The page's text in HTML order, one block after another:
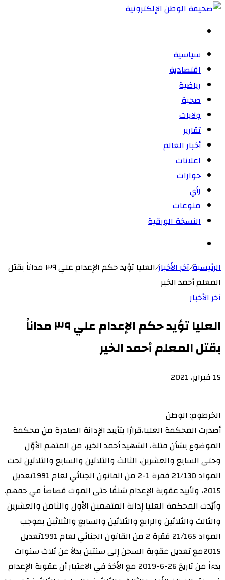
سياسية
اقتصادية
رياضية
صحية
ولايات
تقارير
أخبار العالم
اعلانات
حوارات
رأي
منوعات
النسخة الورقية
الرئيسية/آخر الأخبار/
العليا تؤيد حكم الإعدام علي ٣٩ مداناً بقتل
المعلم أحمد الخير
آخر الأخبار
العليا تؤيد حكم الإعدام علي ٣٩ مداناً
بقتل المعلم أحمد الخير
15 فبراير، 2021
الخرطوم: الوطن
أصدرت المحكمة العليا،قرارًا بتأييد الإدانة الصادرة من محكمة
الموضوع بشأن قتلة، الشهيد أحمد الخير، من المتهم الأوّل
وحتى السابع والعشرين، الثالث والثلاثين والسابع والثلاثين تحت
المواد 21/130 فقرة 1-2 من القانون الجنائي لعام 1991تعديل
2015، وتأييد عقوبة الإعدام شنقًا حتى الموت قصاصاً في حقهم.
وأيّدت المحكمة العليا إدانة المتهمين الأول والثامن والعشرين
والثالث والثلاثين والرابع والثلاثين والسابع والثلاثين بموجب
المواد 21/165 فقرة 2 من القانون الجنائي لعام 1991تعديل
2015مع تعديل عقوبة السجن إلى سنتين بدلاً عن ثلاث سنوات
بدءاً من تاريخ 26-6-2019 مع الأخذ في الاعتبار أن عقوبة الإعدام